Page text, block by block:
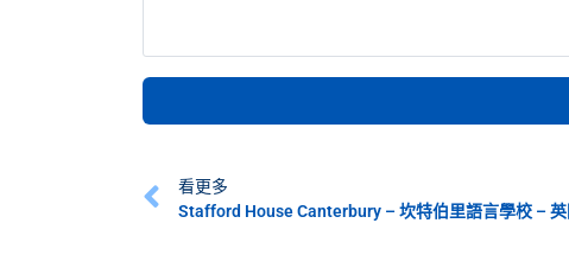
看更多
Stafford House Canterbury – 坎特伯里語言學校 –